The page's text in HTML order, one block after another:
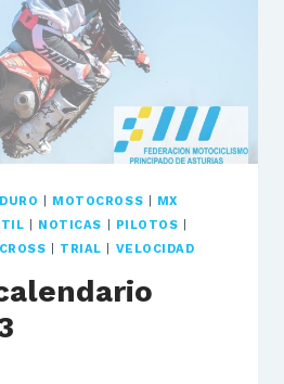
MOTOCROSS
MX
NOTICAS PILOTOS
TRIAL VELOCIDAD